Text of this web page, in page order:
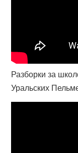
Разборки за
Уральских